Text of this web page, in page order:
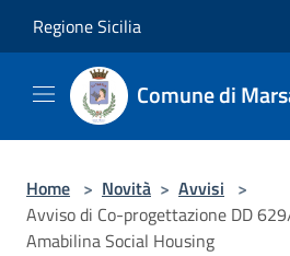
Regione Sicilia
Comune di
Home > Novità > Avvisi >
Avviso di Co-progettazione DD
Amabilina Social Housing